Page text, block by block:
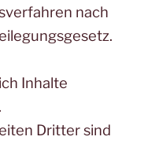
nach
Inhalte
Dritter sind